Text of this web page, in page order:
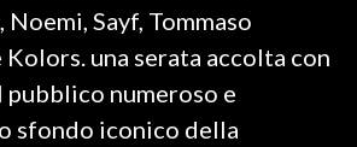
Noemi, Sayf, Tommaso
Kolors. una serata accolta con
pubblico numeroso e
sfondo iconico della